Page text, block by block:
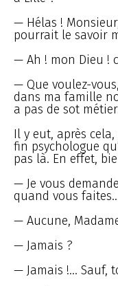
— Hélas !
pourrait le savoir
— Ah ! mon Dieu !
— Que voulez-
dans ma famille
a pas de sot
Il y eut, après
fin psychologue
pas là. En effet,
— Je vous
quand vous
— Aucune,
— Jamais ?
— Jamais !...